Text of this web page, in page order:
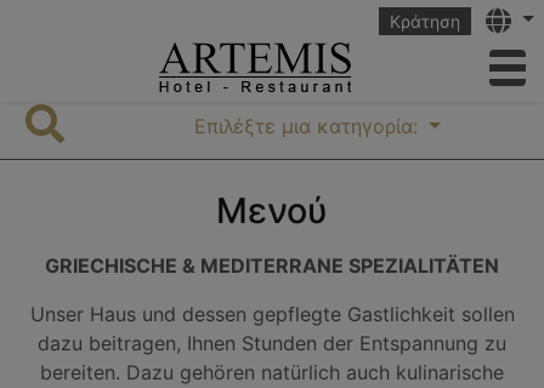
Κράτηση
Επιλέξτε μια κατηγορία:
Μενού
GRIECHISCHE & MEDITERRANE SPEZIALITÄTEN
Unser Haus und dessen gepflegte Gastlichkeit sollen
dazu beitragen, Ihnen Stunden der Entspannung zu
bereiten. Dazu gehören natürlich auch kulinarische